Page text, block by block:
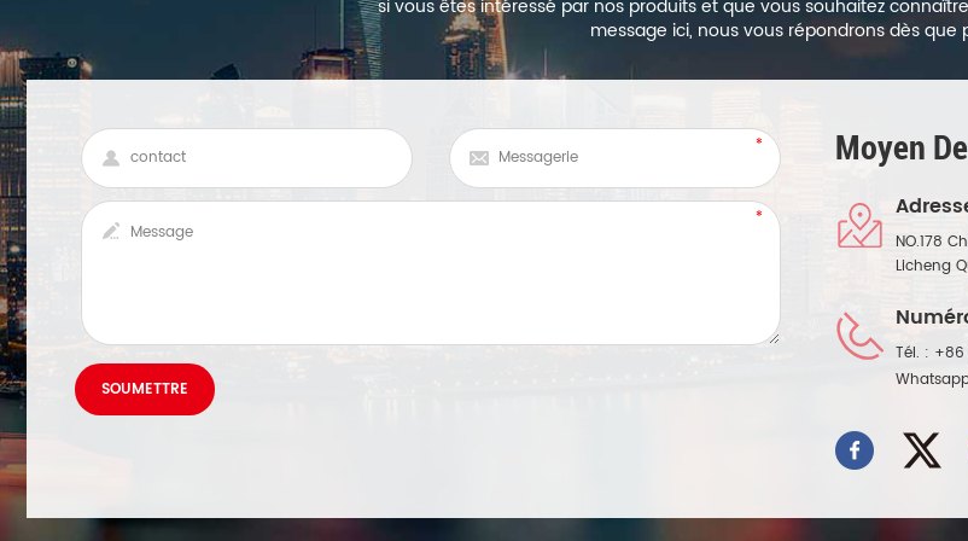
si vous êtes intéressé par nos produits et que vous souhaitez
message ici, nous vous répondrons dès que
Moyen
NO.178
Licheng
Tél. : +86